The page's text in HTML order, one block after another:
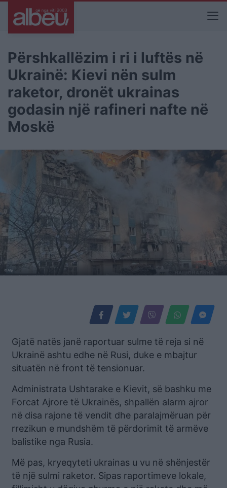
Përshkallëzim i ri i luftës në
Ukrainë: Kievi nën sulm
raketor, dronët ukrainas
godasin një rafineri nafte në
Moskë
Gjatë natës janë raportuar sulme të reja si në
Ukrainë ashtu edhe në Rusi, duke e mbajtur
situatën në front të tensionuar.
Administrata Ushtarake e Kievit, së bashku me
Forcat Ajrore të Ukrainës, shpallën alarm ajror
në disa rajone të vendit dhe paralajmëruan për
rrezikun e mundshëm të përdorimit të armëve
balistike nga Rusia.
Më pas, kryeqyteti ukrainas u vu në shënjestër
të një sulmi raketor. Sipas raportimeve lokale,